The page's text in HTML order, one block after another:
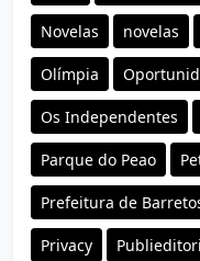
Novelas novelas
Olímpia
Os Independentes
Parque do Peao
Prefeitura de
Privacy